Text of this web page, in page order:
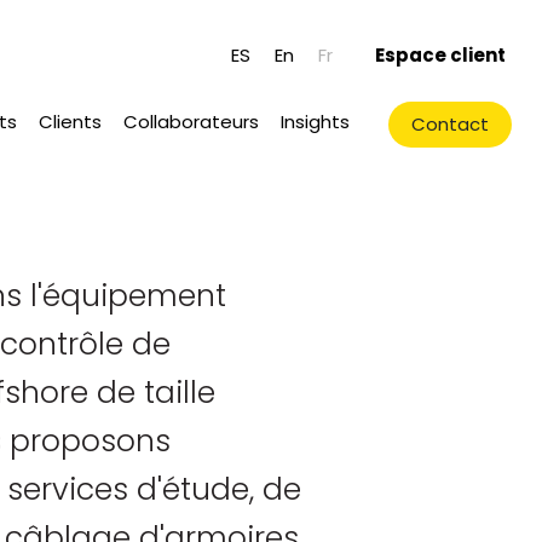
ES En Fr Espace client
Clients Collaborateurs Insights Contact
l'équipement
de
de taille
proposons
d'étude, de